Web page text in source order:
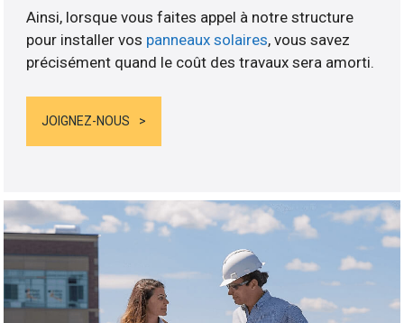
Ainsi, lorsque vous faites appel à notre structure
pour installer vos panneaux solaires, vous savez
précisément quand le coût des travaux sera amorti.
JOIGNEZ-NOUS